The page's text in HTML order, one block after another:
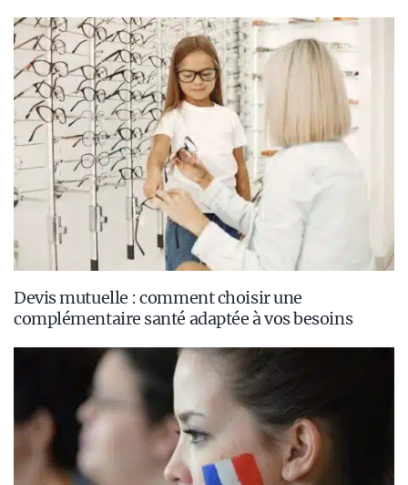
Devis mutuelle : comment choisir une
complémentaire santé adaptée à vos besoins